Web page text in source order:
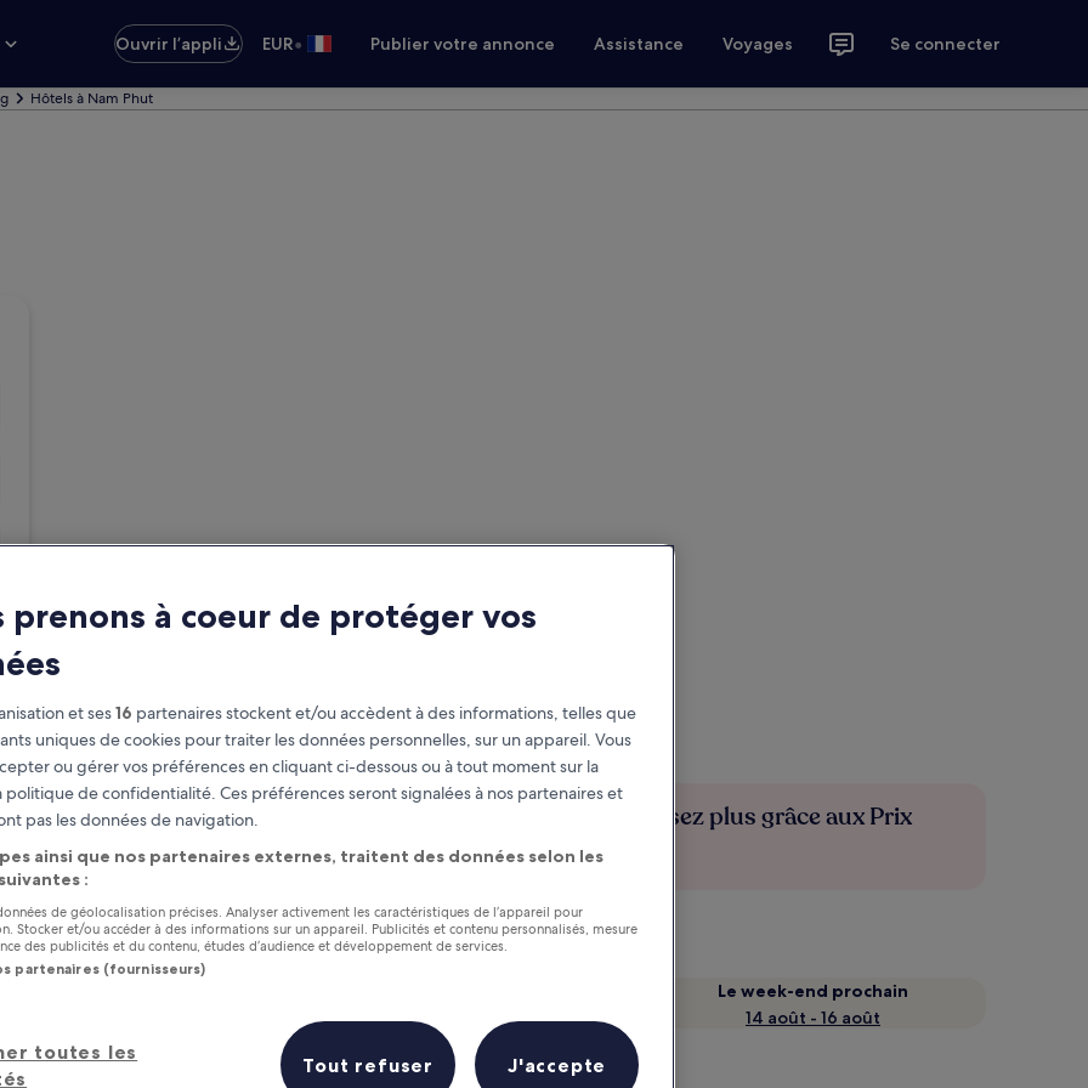
Ouvrir l’appli EUR• Publier votre annonce Assistance Voyages Se connecter
Hôtels à Nam Phut
Gagnez des récompenses pour
chaque nuit séjournée
Économisez plus grâce aux Prix
membres
7 août - 9 août
Le week-end prochain
14 août - 16 août
en un coup d’œil
prenons à coeur de protéger vos
et ses16 partenaires stockent et/ou accèdent à des informations, telles que
uniques de cookies pour traiter les données personnelles, sur un appareil. Vous
ou gérer vos préférences en cliquant ci-dessous ou à tout moment sur la
politique de confidentialité. Ces préférences seront signalées à nos partenaires et
pas les données de navigation.
ainsi que nos partenaires externes, traitent des données selon les
:
de géolocalisation précises. Analyser activement les caractéristiques de l’appareil pour
Stocker et/ou accéder à des informations sur un appareil. Publicités et contenu personnalisés, mesure
des publicités et du contenu, études d’audience et développement de services.
partenaires (fournisseurs)
toutes les
Tout refuser J'accepte